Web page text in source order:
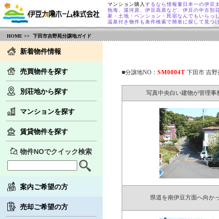
マンション購入 するなら情報量日本一の伊豆
熱海、湯河原、伊豆高原など、伊豆の中古別
家・土地・ペンション・民宿なんでもいらっ
温泉付き物件も条件検索で簡単に探して見つ
HOME >> 下田市吉野苑分譲地ガイド
新着物件情報
売買物件を探す
別荘地から探す
マンションを探す
賃貸物件を探す
物件NOでクイック検索
案内ご希望の方
売却ご希望の方
■分譲地NO： SM0004T 下田市 吉野
写真中央白い建物が管理事
県道を南伊豆方面へ向か